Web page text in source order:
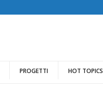
PROGETTI HOT TOPICS